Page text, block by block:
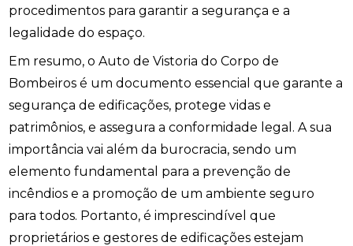
procedimentos para garantir a segurança e a
legalidade do espaço.
Em resumo, o Auto de Vistoria do Corpo de
Bombeiros é um documento essencial que garante a
segurança de edificações, protege vidas e
patrimônios, e assegura a conformidade legal. A sua
importância vai além da burocracia, sendo um
elemento fundamental para a prevenção de
incêndios e a promoção de um ambiente seguro
para todos. Portanto, é imprescindível que
proprietários e gestores de edificações estejam